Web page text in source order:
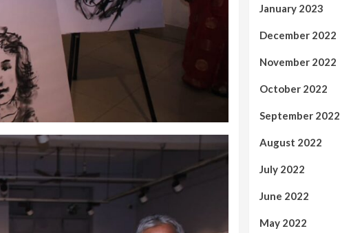
January 2023
December 2022
November 2022
October 2022
September 2022
August 2022
July 2022
June 2022
May 2022